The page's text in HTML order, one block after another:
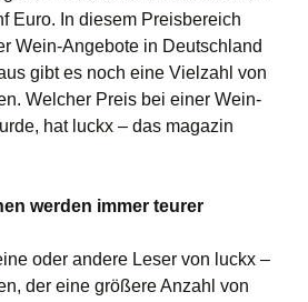
Euro. In diesem Preisbereich
Wein-Angebote in Deutschland
gibt es noch eine Vielzahl von
Welcher Preis bei einer Wein-
hat luckx – das magazin
werden immer teurer
oder andere Leser von luckx –
der eine größere Anzahl von